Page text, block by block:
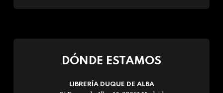
DÓNDE ESTAMOS
LIBRERÍA DUQUE DE ALBA